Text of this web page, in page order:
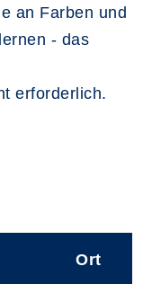
an Farben und
- das
erforderlich.
Ort